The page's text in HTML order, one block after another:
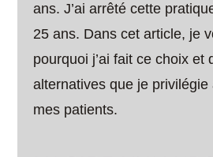
ans. J’ai arrêté cette
25 ans. Dans cet article, je
pourquoi j’ai fait ce choix et
alternatives que je privilégie
mes patients.